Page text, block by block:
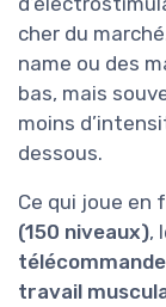
cher du
name ou des
bas, mais
moins
dessous.
Ce qui joue en
(150 niveaux),
travail